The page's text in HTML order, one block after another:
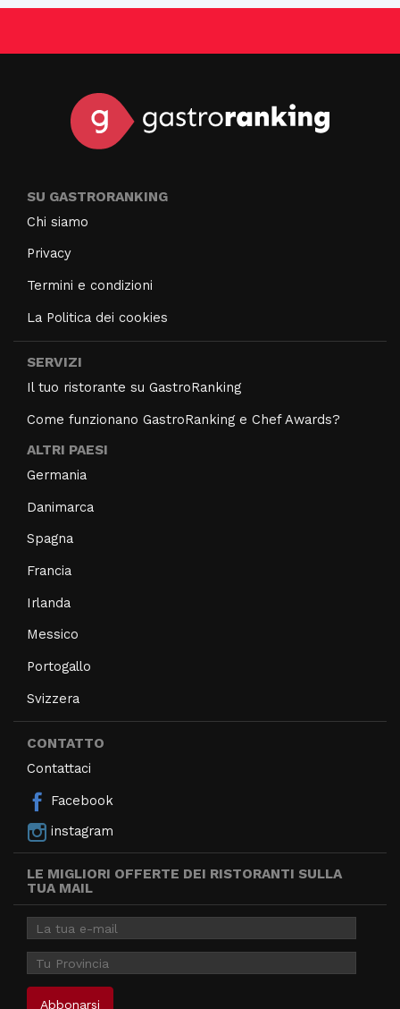
SU GASTRORANKING
Chi siamo
Privacy
Termini e condizioni
La Politica dei cookies
SERVIZI
Il tuo ristorante su GastroRanking
Come funzionano GastroRanking e Chef Awards?
ALTRI PAESI
Germania
Danimarca
Spagna
Francia
Irlanda
Messico
Portogallo
Svizzera
CONTATTO
Contattaci
Facebook
instagram
LE MIGLIORI OFFERTE DEI RISTORANTI SULLA
TUA MAIL